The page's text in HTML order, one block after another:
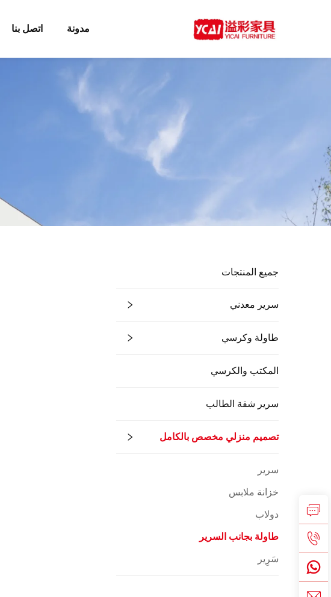
اتصل بنا مدونة
جميع المنتجات
سرير معدني
طاولة وكرسي
المكتب والكرسي
سرير شقة الطالب
تصميم منزلي مخصص بالكامل
سرير
خزانة ملابس
دولاب
طاولة بجانب السرير
سَرِير